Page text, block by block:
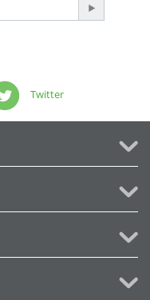
Twitter